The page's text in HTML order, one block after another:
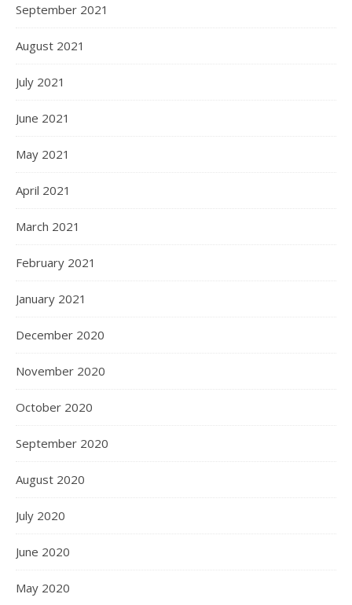
September 2021
August 2021
July 2021
June 2021
May 2021
April 2021
March 2021
February 2021
January 2021
December 2020
November 2020
October 2020
September 2020
August 2020
July 2020
June 2020
May 2020